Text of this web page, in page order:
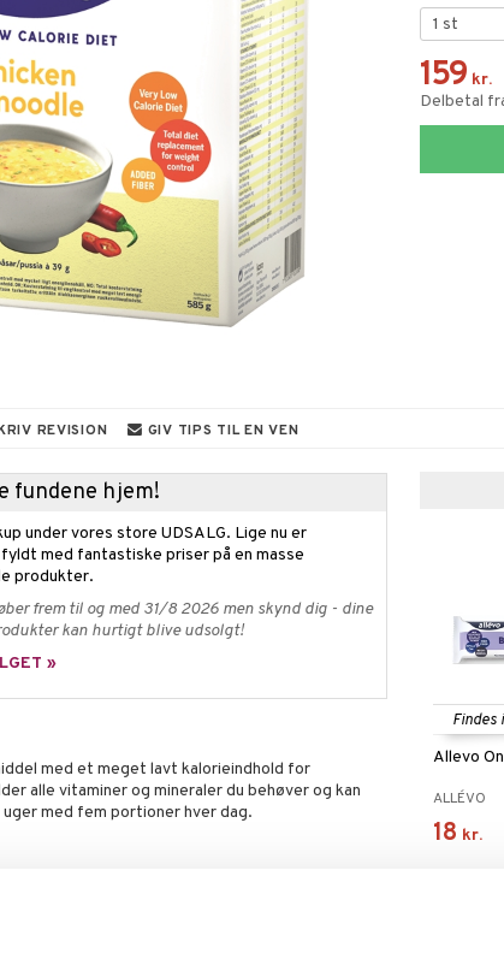
159 kr.
Delbetal
REVISION GIV TIPS TIL EN VEN
fundene hjem!
under vores store UDSALG. Lige nu er
med fantastiske priser på en masse
produkter.
frem til og med 31/8 2026 men skynd dig - dine
kan hurtigt blive udsolgt!
»
med et meget lavt kalorieindhold for
alle vitaminer og mineraler du behøver og kan
med fem portioner hver dag.
Findes
Allevo
ALLÉVO
18 kr.